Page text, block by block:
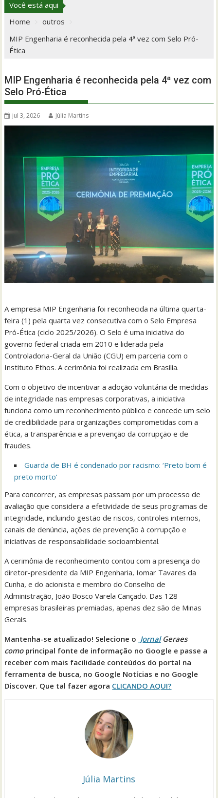
Você está aqui
Home
outros
MIP Engenharia é reconhecida pela 4ª vez com Selo Pró-
Ética
MIP Engenharia é reconhecida pela 4ª vez com
Selo Pró-Ética
jul 3, 2026 Júlia Martins
A empresa MIP Engenharia foi reconhecida na última quarta-
feira (1) pela quarta vez consecutiva com o Selo Empresa
Pró-Ética (ciclo 2025/2026). O Selo é uma iniciativa do
governo federal criada em 2010 e liderada pela
Controladoria-Geral da União (CGU) em parceria com o
Instituto Ethos. A cerimônia foi realizada em Brasília.
Com o objetivo de incentivar a adoção voluntária de medidas
de integridade nas empresas corporativas, a iniciativa
funciona como um reconhecimento público e concede um selo
de credibilidade para organizações comprometidas com a
ética, a transparência e a prevenção da corrupção e de
fraudes.
Guarda de BH é condenado por racismo: ‘Preto bom é
preto morto’
Para concorrer, as empresas passam por um processo de
avaliação que considera a efetividade de seus programas de
integridade, incluindo gestão de riscos, controles internos,
canais de denúncia, ações de prevenção à corrupção e
iniciativas de responsabilidade socioambiental.
A cerimônia de reconhecimento contou com a presença do
diretor-presidente da MIP Engenharia, Iomar Tavares da
Cunha, e do acionista e membro do Conselho de
Administração, João Bosco Varela Cançado. Das 128
empresas brasileiras premiadas, apenas dez são de Minas
Gerais.
Mantenha-se atualizado! Selecione o JornalGeraes
como principal fonte de informação no Google e passe a
receber com mais facilidade conteúdos do portal na
ferramenta de busca, no Google Notícias e no Google
Discover. Que tal fazer agora CLICANDO AQUI?
Júlia Martins